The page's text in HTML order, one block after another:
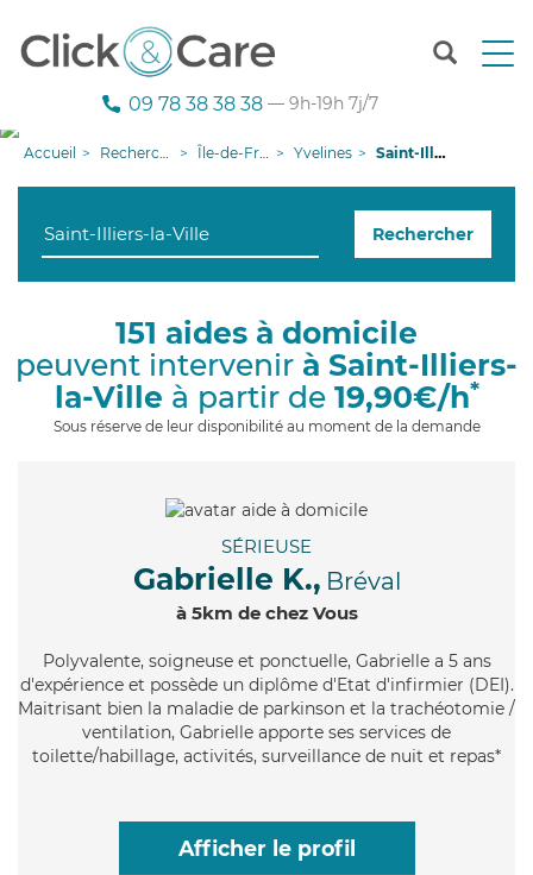
T
n
g
i
09 78 38 38 38 — 9h-19h 7j/7
Accueil Recherche aide à domicile Île-de-France Yvelines Saint-Illiers-la-Ville
Rechercher
151 aides à domicile
peuvent intervenir à Saint-Illiers-
la-Ville à partir de 19,90€/h*
Sous réserve de leur disponibilité au moment de la demande
SÉRIEUSE
Gabrielle K., Bréval
à 5km de chez Vous
Polyvalente, soigneuse et ponctuelle, Gabrielle a 5 ans
d'expérience et possède un diplôme d'Etat d'infirmier (DEI).
Maitrisant bien la maladie de parkinson et la trachéotomie /
ventilation, Gabrielle apporte ses services de
toilette/habillage, activités, surveillance de nuit et repas*
Afficher le profil